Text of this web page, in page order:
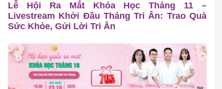
Lễ Hội Ra Mắt Khóa Học Tháng 11 –
Livestream Khởi Đầu Tháng Tri Ân: Trao Quà
Sức Khỏe, Gửi Lời Tri Ân